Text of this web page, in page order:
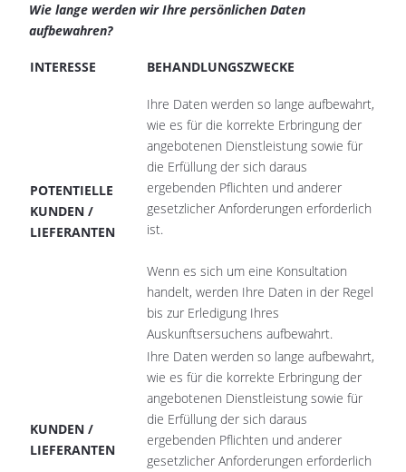
Wie lange werden wir Ihre persönlichen Daten
aufbewahren?
INTERESSE BEHANDLUNGSZWECKE
POTENTIELLE
KUNDEN /
LIEFERANTEN
Ihre Daten werden so lange aufbewahrt,
wie es für die korrekte Erbringung der
angebotenen Dienstleistung sowie für
die Erfüllung der sich daraus
ergebenden Pflichten und anderer
gesetzlicher Anforderungen erforderlich
ist.
Wenn es sich um eine Konsultation
handelt, werden Ihre Daten in der Regel
bis zur Erledigung Ihres
Auskunftsersuchens aufbewahrt.
KUNDEN /
LIEFERANTEN
Ihre Daten werden so lange aufbewahrt,
wie es für die korrekte Erbringung der
angebotenen Dienstleistung sowie für
die Erfüllung der sich daraus
ergebenden Pflichten und anderer
gesetzlicher Anforderungen erforderlich